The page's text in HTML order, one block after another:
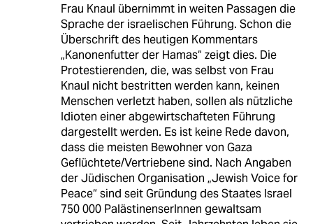
Frau Knaul übernimmt in weiten Passagen die
Sprache der israelischen Führung. Schon die
Überschrift des heutigen Kommentars
„Kanonenfutter der Hamas“ zeigt dies. Die
Protestierenden, die, was selbst von Frau
Knaul nicht bestritten werden kann, keinen
Menschen verletzt haben, sollen als nützliche
Idioten einer abgewirtschafteten Führung
dargestellt werden. Es ist keine Rede davon,
dass die meisten Bewohner von Gaza
Geflüchtete/Vertriebene sind. Nach Angaben
der Jüdischen Organisation „Jewish Voice for
Peace“ sind seit Gründung des Staates Israel
750 000 PalästinenserInnen gewaltsam